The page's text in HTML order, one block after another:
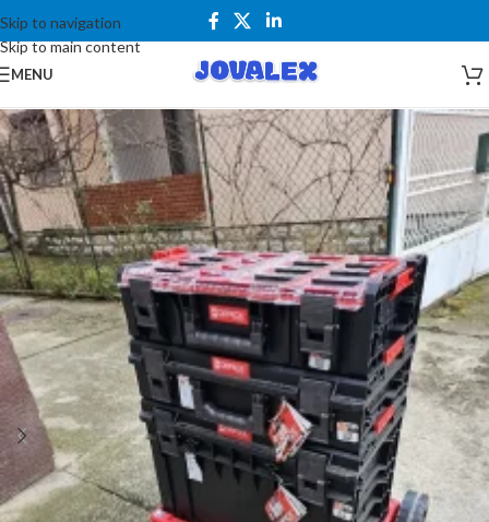
Skip to navigation
Skip to main content
MENU